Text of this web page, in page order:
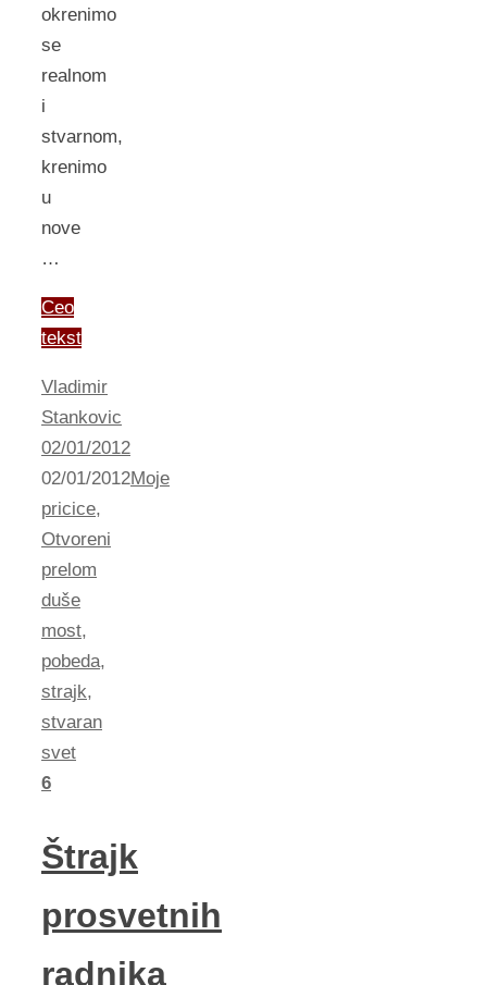
okrenimo
se
realnom
i
stvarnom,
krenimo
u
nove
…
Ceo
tekst
Vladimir
Stankovic
02/01/2012
02/01/2012Moje
pricice,
Otvoreni
prelom
duše
most,
pobeda,
strajk,
stvaran
svet
6
Štrajk
prosvetnih
radnika